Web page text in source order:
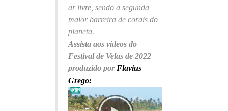
ar livre, sendo a segunda
maior barreira de corais do
planeta.
Assista aos vídeos do
Festival de Velas de 2022
produzido por Flavius
Grego: